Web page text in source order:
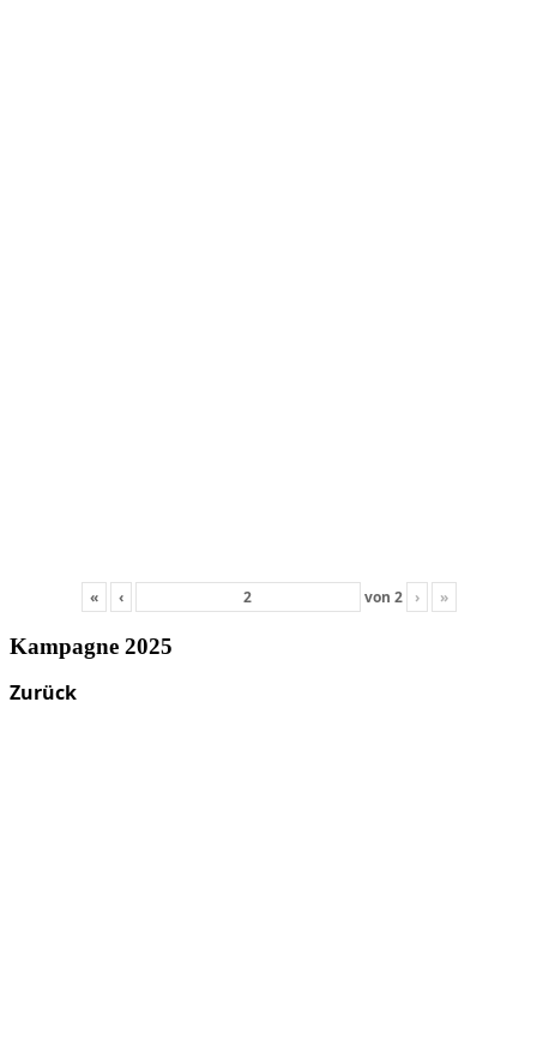
« ‹ von 2 › »
Kampagne 2025
Zurück